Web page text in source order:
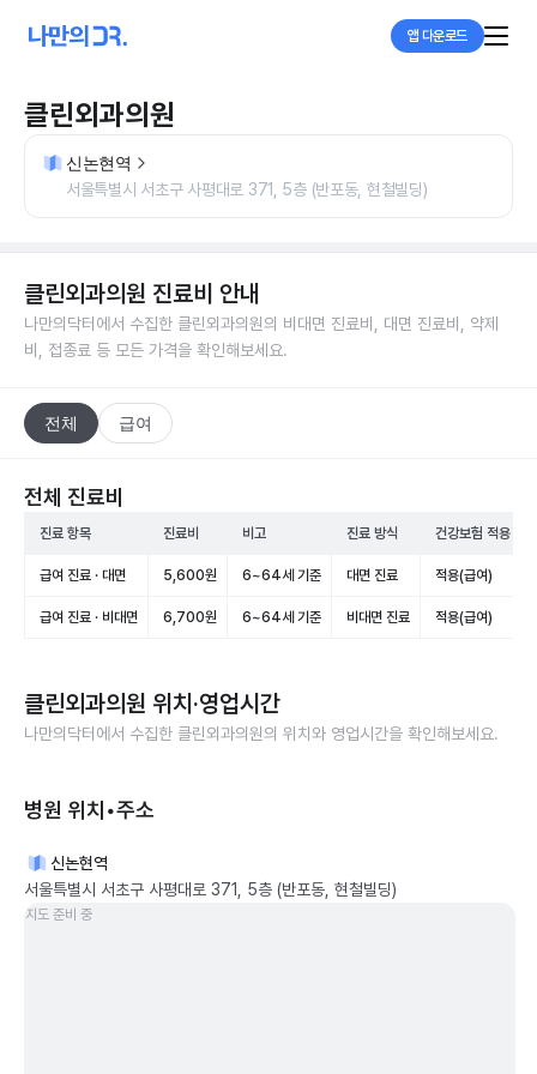
앱 다운로드
클린외과의원
신논현역
서울특별시 서초구 사평대로 371, 5층 (반포동, 현철빌딩)
클린외과의원 진료비 안내
나만의닥터에서 수집한 클린외과의원의 비대면 진료비, 대면 진료비, 약제
비, 접종료 등 모든 가격을 확인해보세요.
전체 급여
전체 진료비
진료 항목 진료비 비고 진료 방식 건강보험 적용
급여 진료 · 대면 5,600원 6~64세 기준 대면 진료 적용(급여)
급여 진료 · 비대면 6,700원 6~64세 기준 비대면 진료 적용(급여)
클린외과의원 위치·영업시간
나만의닥터에서 수집한 클린외과의원의 위치와 영업시간을 확인해보세요.
병원 위치•주소
신논현역
서울특별시 서초구 사평대로 371, 5층 (반포동, 현철빌딩)
지도 준비 중